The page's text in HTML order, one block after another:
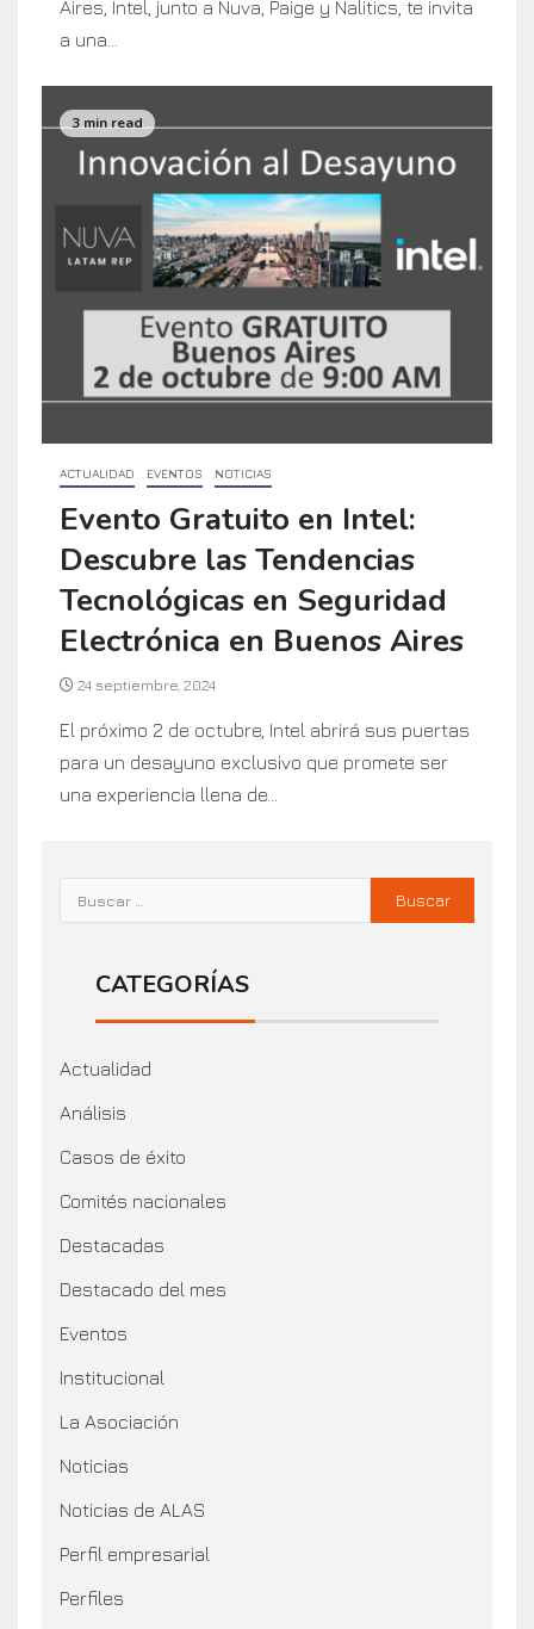
Aires, Intel, junto a Nuva, Paige y Nalitics, te invita
a una...
3 min read
ACTUALIDAD EVENTOS NOTICIAS
Evento Gratuito en Intel:
Descubre las Tendencias
Tecnológicas en Seguridad
Electrónica en Buenos Aires
24 septiembre, 2024
El próximo 2 de octubre, Intel abrirá sus puertas
para un desayuno exclusivo que promete ser
una experiencia llena de...
CATEGORÍAS
Actualidad
Análisis
Casos de éxito
Comités nacionales
Destacadas
Destacado del mes
Eventos
Institucional
La Asociación
Noticias
Noticias de ALAS
Perfil empresarial
Perfiles